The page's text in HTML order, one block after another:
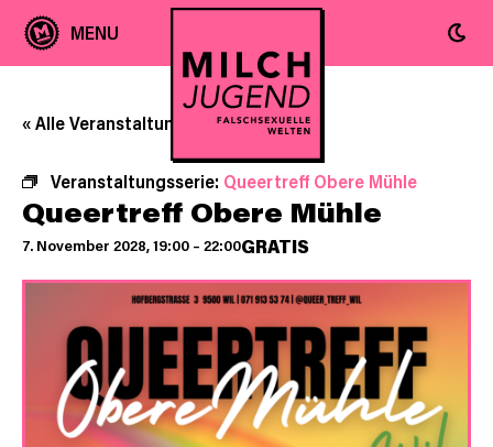
« Alle Veranstaltungen
Veranstaltungsserie: Queertreff Obere Mühle
Queertreff Obere Mühle
7. November 2028, 19:00 – 22:00GRATIS